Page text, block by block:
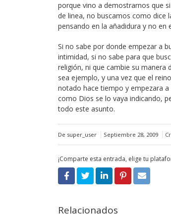
porque vino a demostrarnos que
de linea, no buscamos como dice
pensando en la añadidura y no en
Si no sabe por donde empezar a
intimidad, si no sabe para que
religión, ni que cambie su manera
sea ejemplo, y una vez que el
notado hace tiempo y empezara
como Dios se lo vaya indicando,
todo este asunto.
De super_user Septiembre 28, 2009
¡Comparte esta entrada, elige tu
Relacionados